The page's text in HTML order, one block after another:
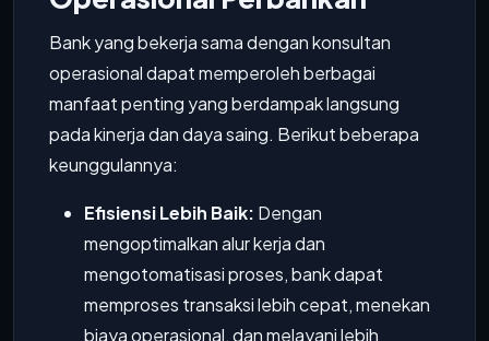
Bank yang bekerja sama dengan konsultan
operasional dapat memperoleh berbagai
manfaat penting yang berdampak langsung
pada kinerja dan daya saing. Berikut beberapa
keunggulannya:
Efisiensi Lebih Baik: Dengan
mengoptimalkan alur kerja dan
mengotomatisasi proses, bank dapat
memproses transaksi lebih cepat, menekan
biaya operasional, dan melayani lebih